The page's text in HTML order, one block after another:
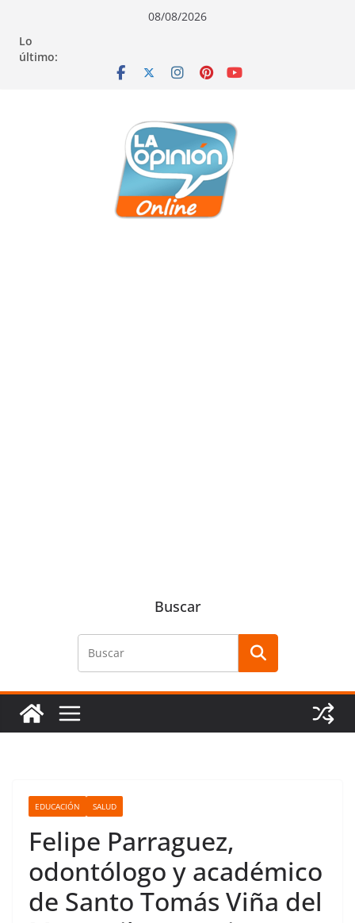
contenido
navegación
contenido
08/08/2026
Lo
último:
Buscar
EDUCACIÓN SALUD
Felipe Parraguez,
odontólogo y académico
de Santo Tomás Viña del